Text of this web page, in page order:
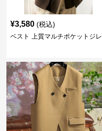
¥3,580 (税込)
ベスト 上質マルチポケットジレ